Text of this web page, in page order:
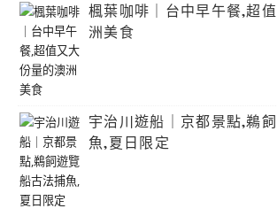
楓葉咖啡｜台中早午餐,超
洲美食
宇治川遊船｜京都景點,鵜
魚,夏日限定